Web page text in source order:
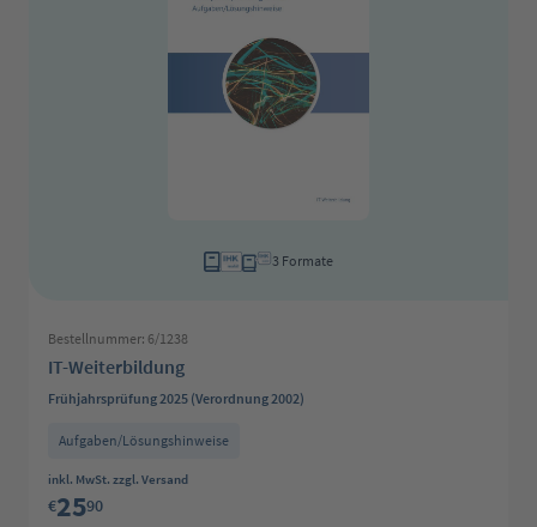
3 Formate
Bestellnummer: 6/1238
IT-Weiterbildung
Frühjahrsprüfung 2025 (Verordnung 2002)
Aufgaben/Lösungshinweise
Regulärer Preis:
inkl. MwSt. zzgl. Versand
€2590